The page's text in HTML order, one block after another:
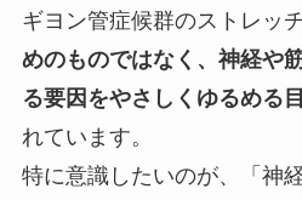
ギヨン管症候群のストレッチ
めのものではなく、神経や
る要因をやさしくゆるめる
れています。
特に意識したいのが、「神